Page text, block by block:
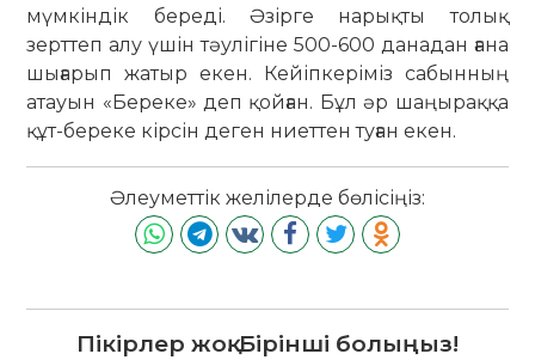
мүмкіндік береді. Әзірге нарықты толық
зерттеп алу үшін тәулігіне 500-600 данадан ғана
шығарып жатыр екен. Кейіпкеріміз сабынның
атауын «Береке» деп қойған. Бұл әр шаңыраққа
құт-береке кірсін деген ниеттен туған екен.
Әлеуметтік желілерде бөлісіңіз:
Пікірлер жоқ. Бірінші болыңыз!